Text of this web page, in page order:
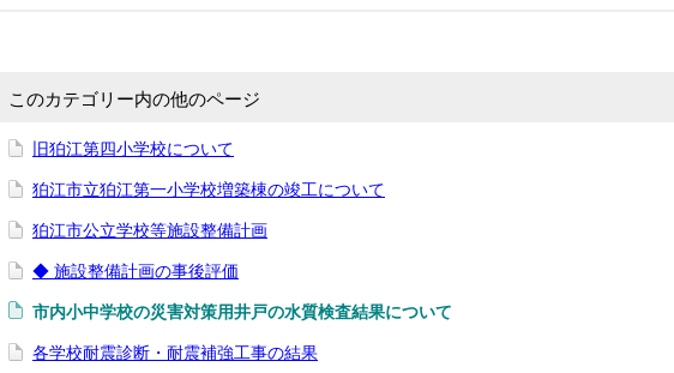
このカテゴリー内の他のページ
旧狛江第四小学校について
狛江市立狛江第一小学校増築棟の竣工について
狛江市公立学校等施設整備計画
◆ 施設整備計画の事後評価
市内小中学校の災害対策用井戸の水質検査結果について
各学校耐震診断・耐震補強工事の結果